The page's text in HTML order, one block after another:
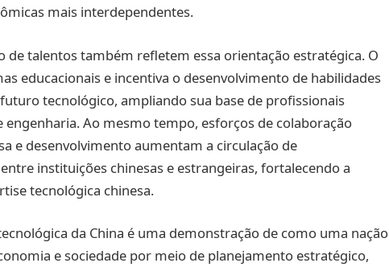
mais interdependentes.
de talentos também refletem essa orientação estratégica. O
educacionais e incentiva o desenvolvimento de habilidades
tecnológico, ampliando sua base de profissionais
engenharia. Ao mesmo tempo, esforços de colaboração
e desenvolvimento aumentam a circulação de
instituições chinesas e estrangeiras, fortalecendo a
tecnológica chinesa.
da China é uma demonstração de como uma nação
e sociedade por meio de planejamento estratégico,